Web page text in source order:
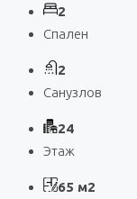
2
Спален
2
Санузлов
24
Этаж
65 м2